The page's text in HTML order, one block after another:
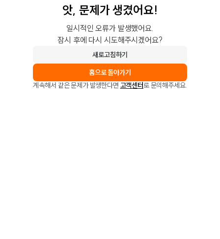
앗, 문제가 생겼어요!
일시적인 오류가 발생했어요.
잠시 후에 다시 시도해주시겠어요?
새로고침하기
홈으로 돌아가기
계속해서 같은 문제가 발생한다면 고객센터로 문의해주세요.